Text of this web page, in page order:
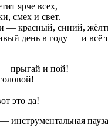
ярче всех,
смех и свет.
— красный, синий,
день в году — и всё
прыгай и пой!
это да!
инструментальная